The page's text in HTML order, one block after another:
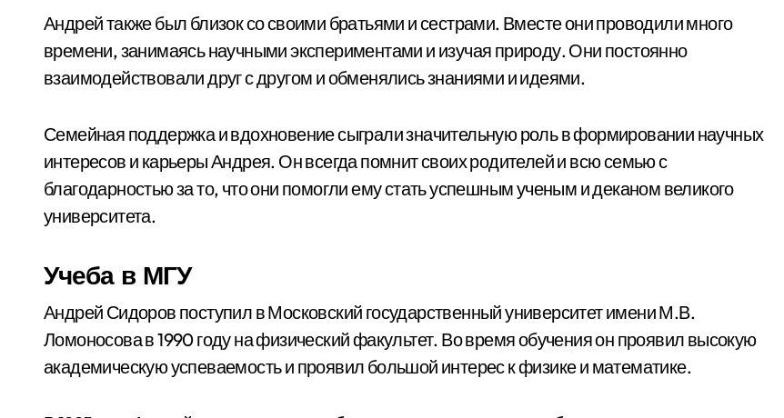
Андрей также был близок со своими братьями и сестрами. Вместе они проводили много
времени, занимаясь научными экспериментами и изучая природу. Они постоянно
взаимодействовали друг с другом и обменялись знаниями и идеями.
Семейная поддержка и вдохновение сыграли значительную роль в формировании научных
интересов и карьеры Андрея. Он всегда помнит своих родителей и всю семью с
благодарностью за то, что они помогли ему стать успешным ученым и деканом великого
университета.
Учеба в МГУ
Андрей Сидоров поступил в Московский государственный университет имени М.В.
Ломоносова в 1990 году на физический факультет. Во время обучения он проявил высокую
академическую успеваемость и проявил большой интерес к физике и математике.